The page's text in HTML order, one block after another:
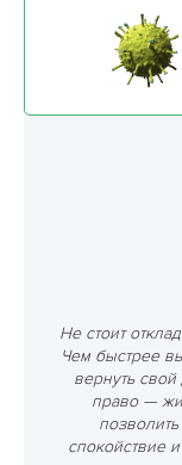
Не стоит
Чем быстрее
вернуть
право —
спокойствие